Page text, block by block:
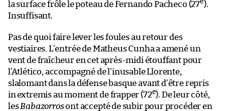
la surface frôle le poteau de Fernando Pacheco (27e).
Insuffisant.
Pas de quoi faire lever les foules au retour des
vestiaires. L’entrée de Matheus Cunha a amené un
vent de fraîcheur en cet après-midi étouffant pour
l’Atlético, accompagné de l’inusable Llorente,
slalomant dans la défense basque avant d’être repris
in extremis au moment de frapper (72e). De leur côté,
lesBabazorrosont accepté de subir pour procéder en